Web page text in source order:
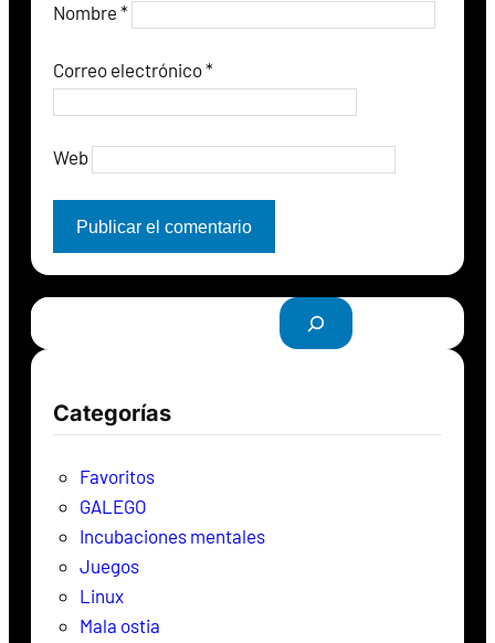
Nombre *
Correo electrónico*
Web
B
u
s
Categorías
Favoritos
GALEGO
Incubaciones mentales
Juegos
Linux
Mala ostia